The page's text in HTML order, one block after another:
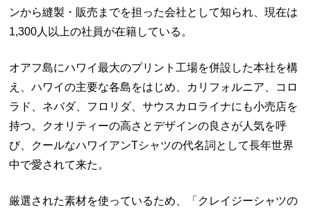
ンから縫製・販売までを担った会社として知られ、現在は
1,300人以上の社員が在籍している。
オアフ島にハワイ最大のプリント工場を併設した本社を構
え、ハワイの主要な各島をはじめ、カリフォルニア、コロ
ラド、ネバダ、フロリダ、サウスカロライナにも小売店を
持つ。クオリティーの高さとデザインの良さが人気を呼
び、クールなハワイアンTシャツの代名詞として長年世界
中で愛されて来た。
厳選された素材を使っているため、「クレイジーシャツの